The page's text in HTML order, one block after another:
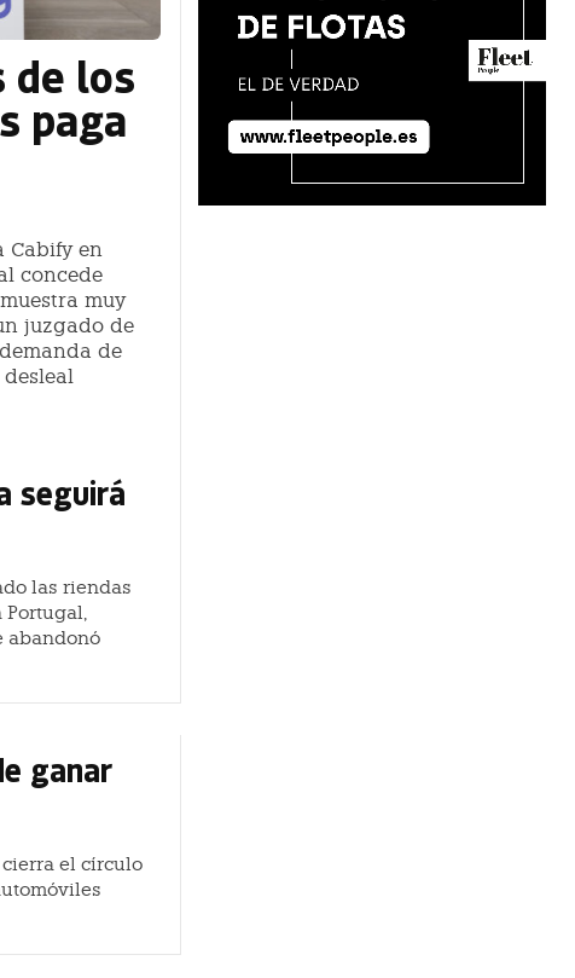
de los
paga
Cabify en
concede
muy
juzgado de
de
seguirá
las riendas
Portugal,
abandonó
ganar
cierra el círculo